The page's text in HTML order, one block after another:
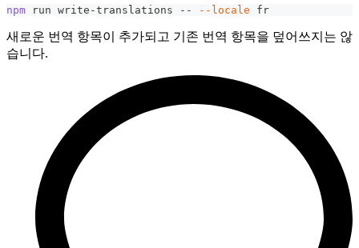
npm run write-translations -- --locale fr
새로운 번역 항목이 추가되고 기존 번역 항목을 덮어쓰지는 않
습니다.